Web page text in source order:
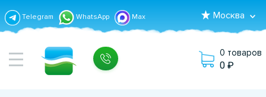
Telegram WhatsApp Max Москва
0 товаров
0